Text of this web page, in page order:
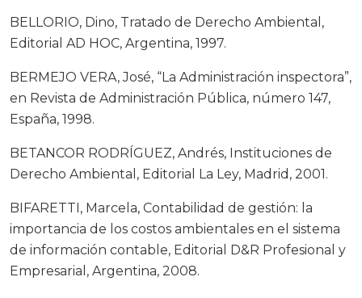
BELLORIO, Dino, Tratado de Derecho Ambiental,
Editorial AD HOC, Argentina, 1997.
BERMEJO VERA, José, “La Administración inspectora”,
en Revista de Administración Pública, número 147,
España, 1998.
BETANCOR RODRÍGUEZ, Andrés, Instituciones de
Derecho Ambiental, Editorial La Ley, Madrid, 2001.
BIFARETTI, Marcela, Contabilidad de gestión: la
importancia de los costos ambientales en el sistema
de información contable, Editorial D&R Profesional y
Empresarial, Argentina, 2008.